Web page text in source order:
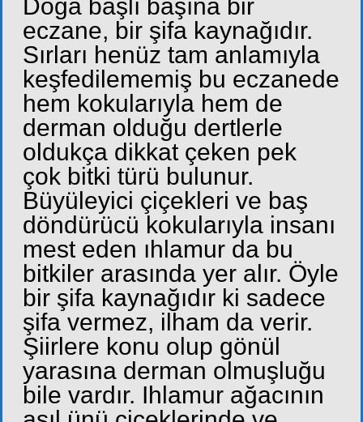
Doğa başlı başına bir
eczane, bir şifa kaynağıdır.
Sırları henüz tam anlamıyla
keşfedilememiş bu eczanede
hem kokularıyla hem de
derman olduğu dertlerle
oldukça dikkat çeken pek
çok bitki türü bulunur.
Büyüleyici çiçekleri ve baş
döndürücü kokularıyla insanı
mest eden ıhlamur da bu
bitkiler arasında yer alır. Öyle
bir şifa kaynağıdır ki sadece
şifa vermez, ilham da verir.
Şiirlere konu olup gönül
yarasına derman olmuşluğu
bile vardır. Ihlamur ağacının